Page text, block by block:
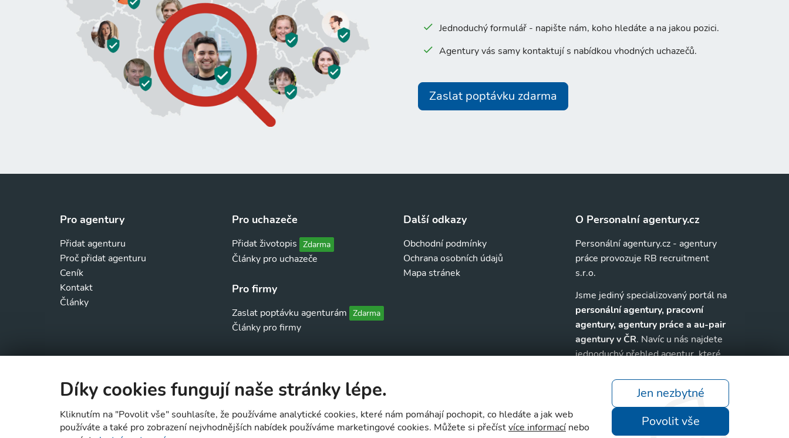
Díky cookies fungují naše stránky lépe.
Kliknutím na "Povolit vše" souhlasíte, že používáme analytické cookies, které nám pomáhají pochopit, co hledáte a jak web
používáte a také pro zobrazení nejvhodnějších nabídek používáme marketingové cookies. Můžete si přečístvíce informací nebo
Jen nezbytné
Povolit vše
Jednoduchý formulář - napište nám, koho hledáte a na jakou pozici.
Agentury vás samy kontaktují s nabídkou vhodných uchazečů.
Zaslat poptávku zdarma
Pro agentury
Přidat agenturu
Proč přidat agenturu
Ceník
Kontakt
Články
Pro uchazeče
Přidat životopis Zdarma
Články pro uchazeče
Pro firmy
Zaslat poptávku agenturám Zdarma
Články pro firmy
Další odkazy
Obchodní podmínky
Ochrana osobních údajů
Mapa stránek
O Personalní agentury.cz
Personální agentury.cz - agentury
práce provozuje RB recruitment
s.r.o.
Jsme jediný specializovaný portál na
personální agentury, pracovní
agentury, agentury práce a au-pair
agentury v ČR. Navíc u nás najdete
jednoduchý přehled agentur, které
zahraničí.